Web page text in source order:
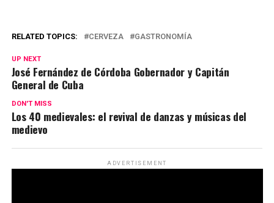
RELATED TOPICS: CERVEZA GASTRONOMÍA
UP NEXT
José Fernández de Córdoba Gobernador y Capitán
General de Cuba
DON'T MISS
Los 40 medievales: el revival de danzas y músicas del
medievo
ADVERTISEMENT